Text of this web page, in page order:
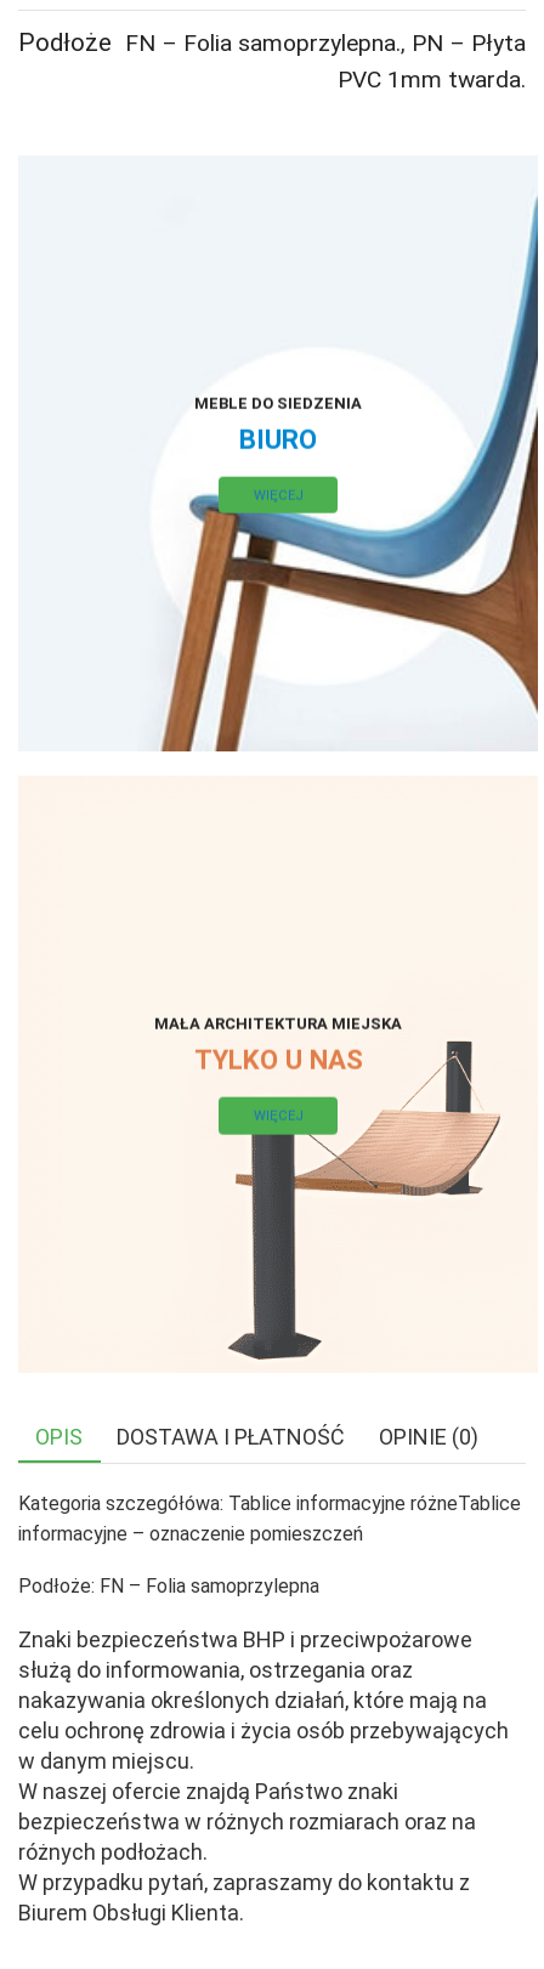
Podłoże FN – Folia samoprzylepna., PN – Płyta
PVC 1mm twarda.
MEBLE DO SIEDZENIA
BIURO
WIĘCEJ
MAŁA ARCHITEKTURA MIEJSKA
TYLKO U NAS
WIĘCEJ
OPIS DOSTAWA I PŁATNOŚĆ OPINIE (0)
Kategoria szczegółówa: Tablice informacyjne różneTablice
informacyjne – oznaczenie pomieszczeń
Podłoże: FN – Folia samoprzylepna
Znaki bezpieczeństwa BHP i przeciwpożarowe
służą do informowania, ostrzegania oraz
nakazywania określonych działań, które mają na
celu ochronę zdrowia i życia osób przebywających
w danym miejscu.
W naszej ofercie znajdą Państwo znaki
bezpieczeństwa w różnych rozmiarach oraz na
różnych podłożach.
W przypadku pytań, zapraszamy do kontaktu z
Biurem Obsługi Klienta.